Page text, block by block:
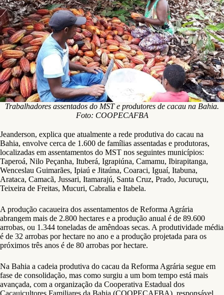
Trabalhadores assentados do MST e produtores de cacau na Bahia.
Foto: COOPECAFBA
Jeanderson, explica que atualmente a rede produtiva do cacau na
Bahia, envolve cerca de 1.600 de famílias assentadas e produtoras,
localizadas em assentamentos do MST nos seguintes municípios:
Taperoá, Nilo Peçanha, Ituberá, Igrapiúna, Camamu, Ibirapitanga,
Wenceslau Guimarães, Ipiaú e Jitaúna, Coaraci, Iguaí, Itabuna,
Arataca, Camacã, Jussari, Itamarajú, Santa Cruz, Prado, Jucuruçu,
Teixeira de Freitas, Mucuri, Cabralia e Itabela.
A produção cacaueira dos assentamentos de Reforma Agrária
abrangem mais de 2.800 hectares e a produção anual é de 89.600
arrobas, ou 1.344 toneladas de amêndoas secas. A produtividade média
é de 32 arrobas por hectare no ano e a produção projetada para os
próximos três anos é de 80 arrobas por hectare.
Na Bahia a cadeia produtiva do cacau da Reforma Agrária segue em
fase de consolidação, mas como surgiu a um bom tempo está mais
avançada, com a organização da Cooperativa Estadual dos
Cacauicultores Familiares da Bahia (COOPECAFBA), responsável